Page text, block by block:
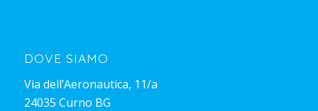
DOVE SIAMO
Via dell’Aeronautica, 11/a
24035 Curno BG